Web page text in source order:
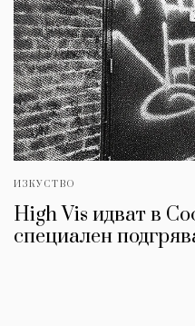
ИЗКУСТВО
High Vis идват в
специален